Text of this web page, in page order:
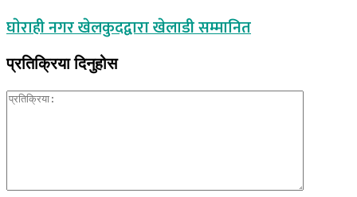
घाेराही नगर खेलकुदद्वारा खेलाडी सम्मानित
प्रतिक्रिया दिनुहोस